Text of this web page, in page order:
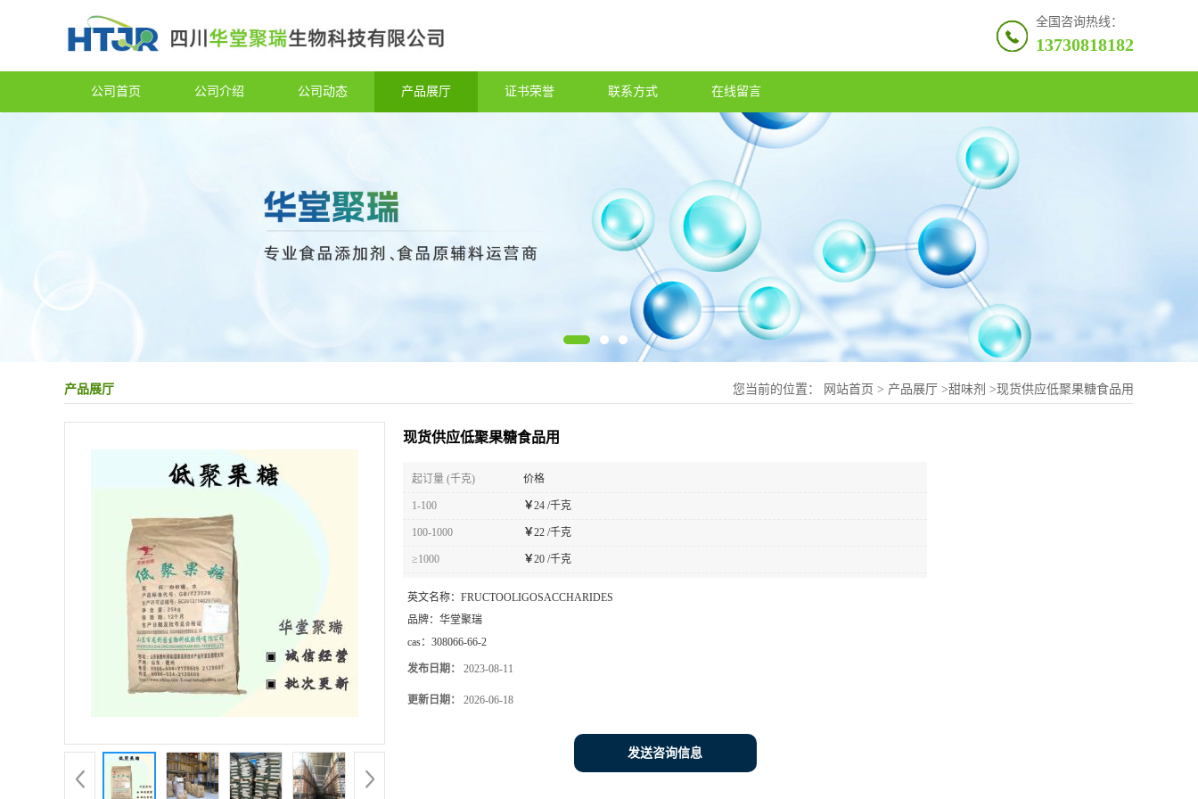
全国咨询热线：
13730818182
公司首页 公司介绍 公司动态 产品展厅 证书荣誉 联系方式 在线留言
产品展厅 您当前的位置： 网站首页 > 产品展厅 >甜味剂 >现货供应低聚果糖食品用
现货供应低聚果糖食品用
起订量 (千克) 价格
1-100 ￥24 /千克
100-1000 ￥22 /千克
≥1000 ￥20 /千克
英文名称： FRUCTOOLIGOSACCHARIDES
品牌： 华堂聚瑞
cas： 308066-66-2
发布日期： 2023-08-11
更新日期： 2026-06-18
发送咨询信息